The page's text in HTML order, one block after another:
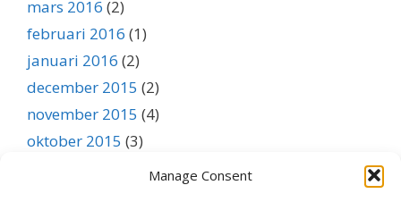
Manage Consent
mars 2016 (2)
februari 2016 (1)
januari 2016 (2)
december 2015 (2)
november 2015 (4)
oktober 2015 (3)
(1)